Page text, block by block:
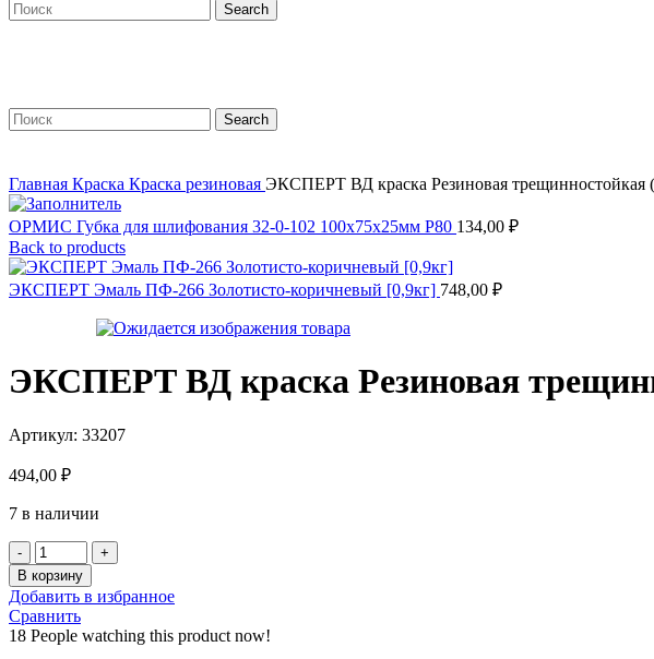
Search
Search
Главная Краска Краска резиновая ЭКСПЕРТ ВД краска Резиновая трещинностойкая
ОРМИС Губка для шлифования 32-0-102 100х75х25мм Р80 134,00 ₽
Back to products
ЭКСПЕРТ Эмаль ПФ-266 Золотисто-коричневый [0,9кг] 748,00 ₽
ЭКСПЕРТ ВД краска Резиновая
Артикул: 33207
494,00 ₽
7 в наличии
Количество
товара
ЭКСПЕРТ
ВД
краска
Резиновая
В корзину
Добавить в избранное
Сравнить
18 People watching this product now!